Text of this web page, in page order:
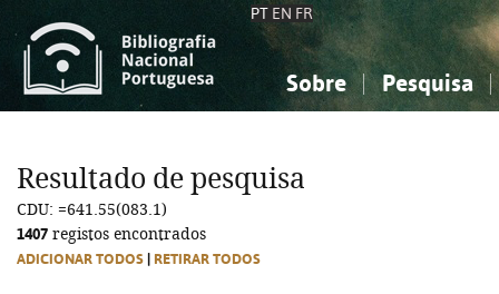
PT EN FR
Sobre Pesquisa
Ciências sociais...
Ciências sociais...
Resultado de pesquisa
CDU: =641.55(083.1)
1407 registos encontrados
ADICIONAR TODOS RETIRAR TODOS